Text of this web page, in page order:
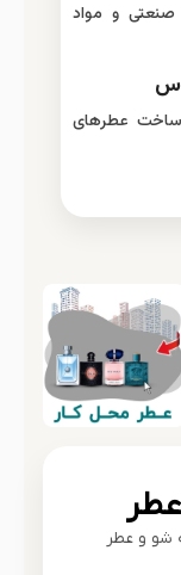
صنعتی و مواد
عطرهای
شو و عطر